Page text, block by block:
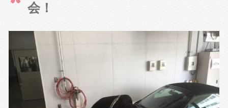
会！